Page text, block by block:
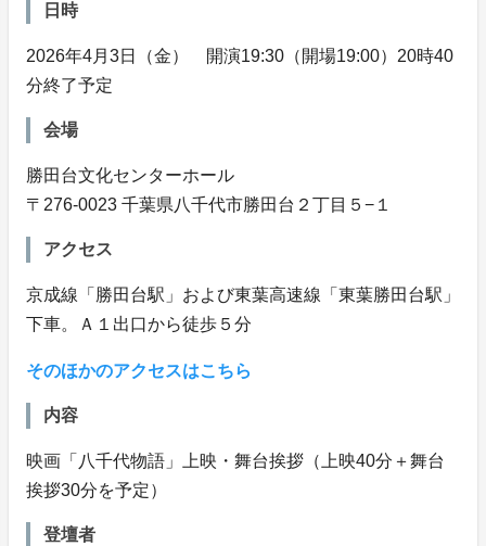
日時
2026年4月3日（金） 開演19:30（開場19:00）20時40
分終了予定
会場
勝田台文化センターホール
〒276-0023 千葉県八千代市勝田台２丁目５−１
アクセス
京成線「勝田台駅」および東葉高速線「東葉勝田台駅」
下車。Ａ１出口から徒歩５分
そのほかのアクセスはこちら
内容
映画「八千代物語」上映・舞台挨拶（上映40分＋舞台
挨拶30分を予定）
登壇者